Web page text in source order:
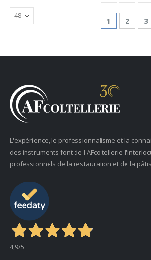
You're
1 Page
2 3
L'expérience, le professionnalisme et la
des instruments font de l'AFcoltellerie
professionnels de la restauration et de la
4,9/5